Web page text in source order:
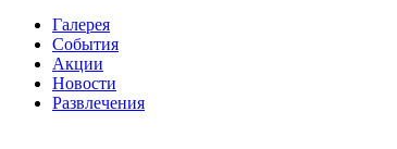
Галерея
События
Акции
Новости
Развлечения